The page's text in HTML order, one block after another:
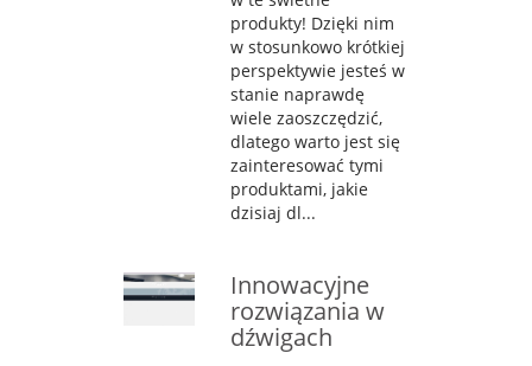
produkty! Dzięki nim
w stosunkowo krótkiej
perspektywie jesteś w
stanie naprawdę
wiele zaoszczędzić,
dlatego warto jest się
zainteresować tymi
produktami, jakie
dzisiaj dl...
Innowacyjne
rozwiązania w
dźwigach